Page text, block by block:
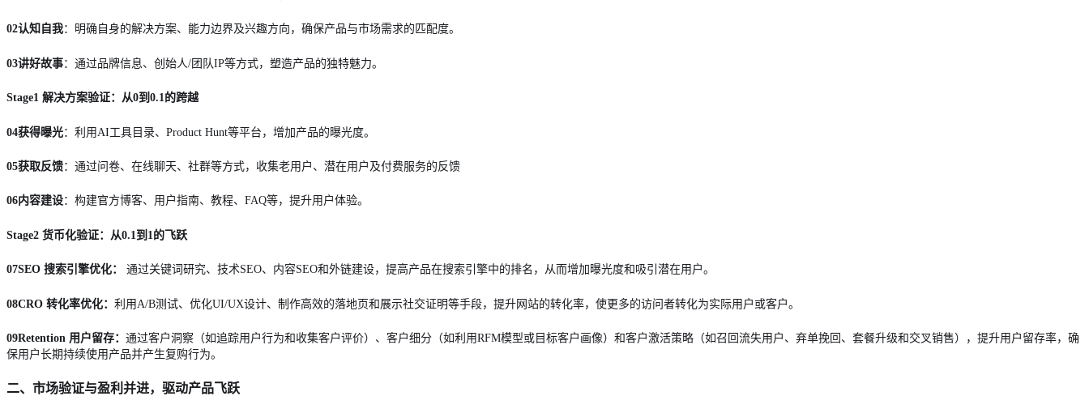
02认知自我：明确自身的解决方案、能力边界及兴趣方向，确保产品与市场需求的匹配度。
03讲好故事：通过品牌信息、创始人/团队IP等方式，塑造产品的独特魅力。
Stage1 解决方案验证：从0到0.1的跨越
04获得曝光：利用AI工具目录、Product Hunt等平台，增加产品的曝光度。
05获取反馈：通过问卷、在线聊天、社群等方式，收集老用户、潜在用户及付费服务的反馈
06内容建设：构建官方博客、用户指南、教程、FAQ等，提升用户体验。
Stage2 货币化验证：从0.1到1的飞跃
07SEO 搜索引擎优化： 通过关键词研究、技术SEO、内容SEO和外链建设，提高产品在搜索引擎中的排名，从而增加曝光度和吸引潜在用户。
08CRO 转化率优化： 利用A/B测试、优化UI/UX设计、制作高效的落地页和展示社交证明等手段，提升网站的转化率，使更多的访问者转化为实际用户或客户。
09Retention 用户留存： 通过客户洞察（如追踪用户行为和收集客户评价）、客户细分（如利用RFM模型或目标客户画像）和客户激活策略（如召回流失用户、弃单挽回、套餐升级和交叉销售），提升用户留存率，确
保用户长期持续使用产品并产生复购行为。
二、市场验证与盈利并进，驱动产品飞跃